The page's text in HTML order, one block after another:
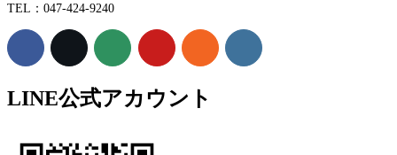
TEL：047-424-9240
LINE公式アカウント